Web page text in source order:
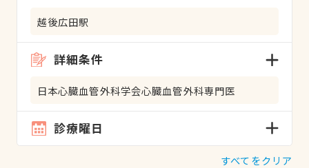
越後広田駅
詳細条件
日本心臓血管外科学会心臓血管外科専門医
診療曜日
すべてをクリア